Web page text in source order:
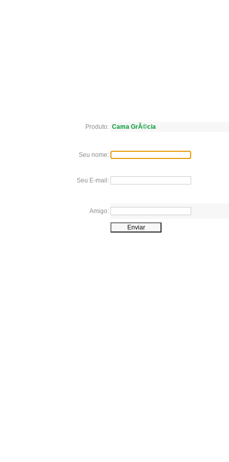
Produto: Cama GrÃ©cia
Seu nome:
Seu E-mail:
Amigo: